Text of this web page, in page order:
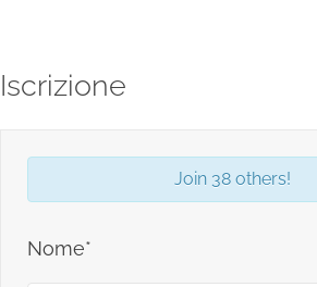
Iscrizione
Join 38 others!
Nome*